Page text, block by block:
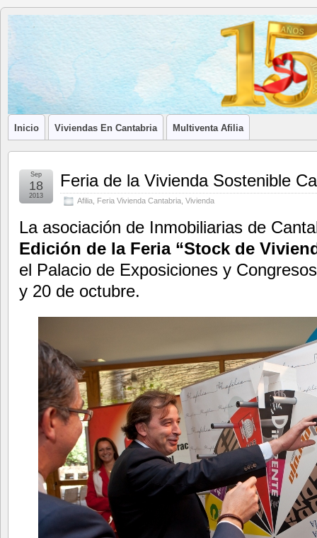
Blog de
Afilia
Inmobiliarias
LA ASOCIACIÓN DE LOS PROFESIONALES INMOBILIARIOS
Inicio Viviendas En Cantabria Multiventa Afilia
Feria de la Vivienda Sostenible
Afilia Feria Vivienda Cantabria Vivienda
Sep
18
2013
La asociación de Inmobiliarias de
Edición de la Feria “Stock de
el Palacio de Exposiciones y
y 20 de octubre.